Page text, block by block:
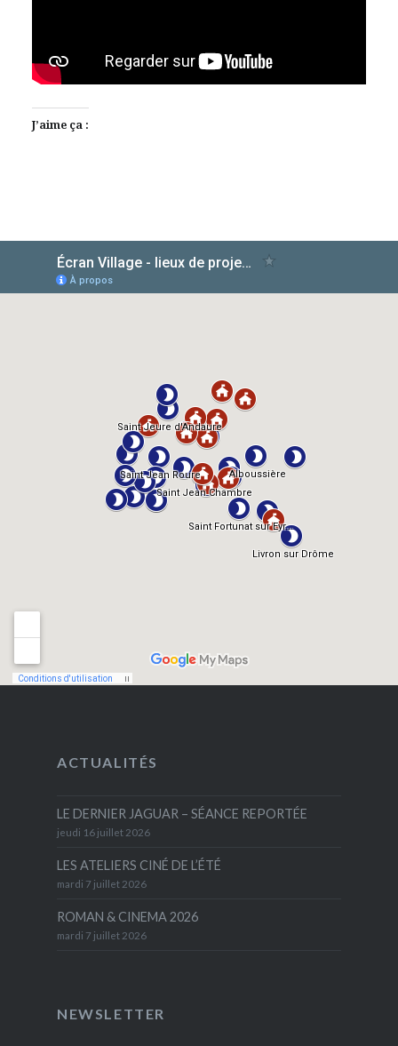
J’aime ça :
AlloCiné
ACTUALITÉS
LE DERNIER JAGUAR – SÉANCE REPORTÉE
jeudi 16 juillet 2026
LES ATELIERS CINÉ DE L’ÉTÉ
mardi 7 juillet 2026
ROMAN & CINEMA 2026
mardi 7 juillet 2026
NEWSLETTER